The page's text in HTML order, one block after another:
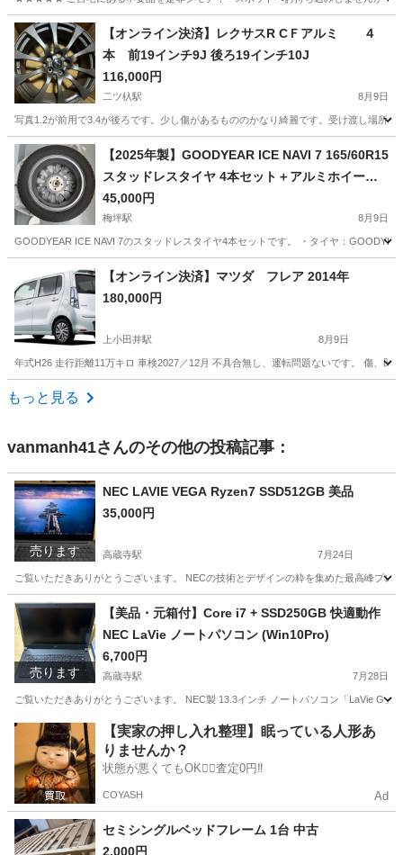
愛知 名古屋市 車のパーツ 現地
【オンライン決済】レクサスR CＦアルミ ４
本 前19インチ9J 後ろ19インチ10J
116,000円
二ツ杁駅 8月9日
写真1.2が前用で3.4が後ろです。少し傷があるもののかなり綺麗です。受け渡し場所相
愛知 清須市 二ツ杁駅
【2025年製】GOODYEAR ICE NAVI 7 165/60R15
スタッドレスタイヤ 4本セット＋アルミホイール
ハスラー
45,000円
梅坪駅 8月9日
GOODYEAR ICE NAVI 7のスタッドレスタイヤ4本セットです。 ・タイヤ：
豊田市 梅坪駅 タイヤ、ホイール
【オンライン決済】マツダ フレア 2014年
180,000円
上小田井駅 8月9日
年式H26 走行距離11万キロ 車検2027／12月 不具合無し、運転問題ないです。 傷、
愛知 名古屋市
もっと見る
vanmanh41さんのその他の投稿記事：
売ります
NEC LAVIE VEGA Ryzen7 SSD512GB 美品
35,000円
高蔵寺駅 7月24日
ご覧いただきありがとうございます。 NECの技術とデザインの粋を集めた最高峰プ
愛知 名古屋市 高蔵寺駅 ノートパソコン
売ります
【美品・元箱付】Core i7 + SSD250GB 快適動作
NEC LaVie ノートパソコン (Win10Pro)
6,700円
高蔵寺駅 7月28日
ご覧いただきありがとうございます。 NEC製 13.3インチ ノートパソコン「LaVie G
愛知 名古屋市 高蔵寺駅 ノートパソコン
【実家の押し入れ整理】眠っている人形あ
りませんか？
状態が悪くてもOK🙆‍♀️査定0円‼️
COYASH Ad
セミシングルベッドフレーム 1台 中古
2,000円